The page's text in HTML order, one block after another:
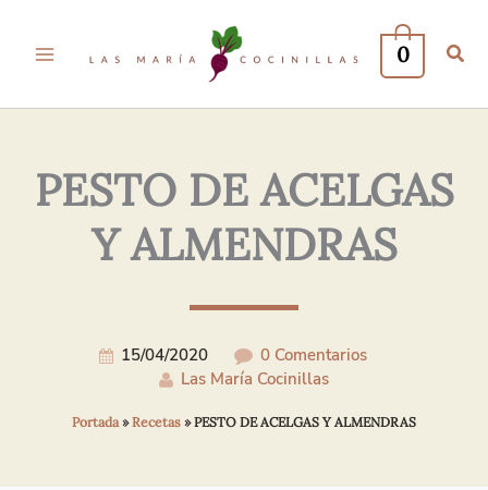
0
PESTO DE ACELGAS
Y ALMENDRAS
15/04/2020
0 Comentarios
Las María Cocinillas
Portada»Recetas »PESTO DE ACELGAS Y ALMENDRAS
Electrónico*